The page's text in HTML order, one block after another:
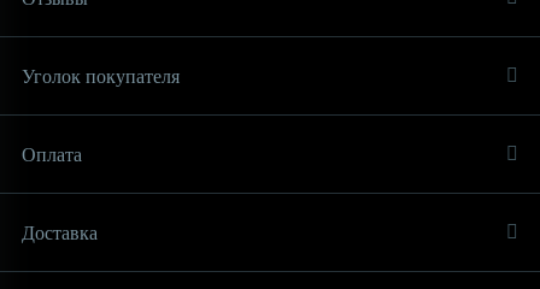
Уголок покупателя
Оплата
Доставка